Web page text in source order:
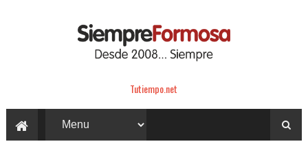
Tutiempo.net